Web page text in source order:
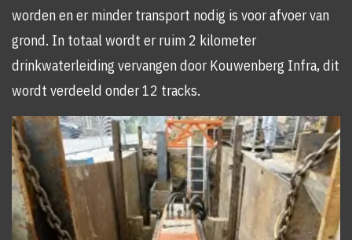
worden en er minder transport nodig is voor afvoer van
grond. In totaal wordt er ruim 2 kilometer
drinkwaterleiding vervangen door Kouwenberg Infra, dit
wordt verdeeld onder 12 tracks.